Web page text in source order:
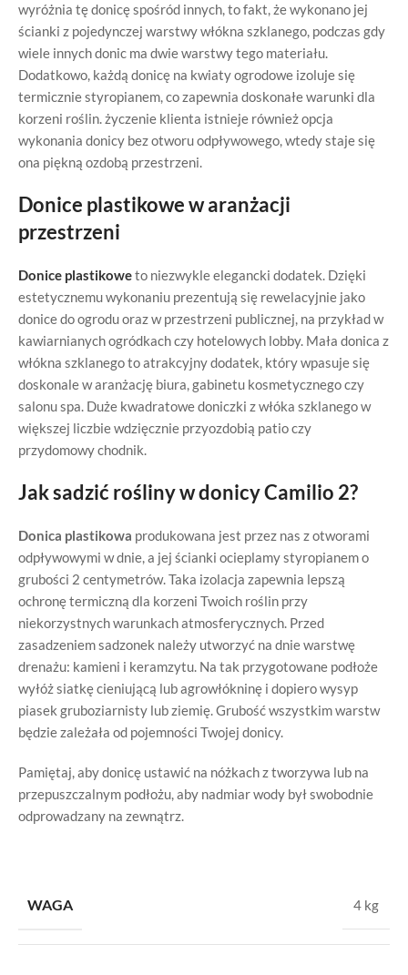
wyróżnia tę donicę spośród innych, to fakt, że wykonano jej
ścianki z pojedynczej warstwy włókna szklanego, podczas gdy
wiele innych donic ma dwie warstwy tego materiału.
Dodatkowo, każdą donicę na kwiaty ogrodowe izoluje się
termicznie styropianem, co zapewnia doskonałe warunki dla
korzeni roślin. życzenie klienta istnieje również opcja
wykonania donicy bez otworu odpływowego, wtedy staje się
ona piękną ozdobą przestrzeni.
Donice plastikowe w aranżacji
przestrzeni
Donice plastikoweto niezwykle elegancki dodatek. Dzięki
estetycznemu wykonaniu prezentują się rewelacyjnie jako
donice do ogrodu oraz w przestrzeni publicznej, na przykład w
kawiarnianych ogródkach czy hotelowych lobby. Mała donica z
włókna szklanego to atrakcyjny dodatek, który wpasuje się
doskonale w aranżację biura, gabinetu kosmetycznego czy
salonu spa. Duże kwadratowe doniczki z włóka szklanego w
większej liczbie wdzięcznie przyozdobią patio czy
przydomowy chodnik.
Jak sadzić rośliny w donicy Camilio 2?
Donica plastikowa produkowana jest przez nas z otworami
odpływowymi w dnie, a jej ścianki ocieplamy styropianem o
grubości 2 centymetrów. Taka izolacja zapewnia lepszą
ochronę termiczną dla korzeni Twoich roślin przy
niekorzystnych warunkach atmosferycznych. Przed
zasadzeniem sadzonek należy utworzyć na dnie warstwę
drenażu: kamieni i keramzytu. Na tak przygotowane podłoże
wyłóż siatkę cieniującą lub agrowłókninę i dopiero wysyp
piasek gruboziarnisty lub ziemię. Grubość wszystkim warstw
będzie zależała od pojemności Twojej donicy.
Pamiętaj, aby donicę ustawić na nóżkach z tworzywa lub na
przepuszczalnym podłożu, aby nadmiar wody był swobodnie
odprowadzany na zewnątrz.
WAGA 4 kg